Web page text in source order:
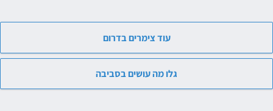
עוד צימרים בדרום
גלו מה עושים בסביבה